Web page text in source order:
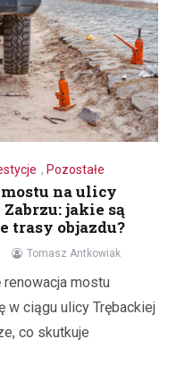
, Pozostałe
na ulicy
jakie są
trasy objazdu?
Tomasz Antkowiak
mostu
w ciągu ulicy Trębackiej
co skutkuje